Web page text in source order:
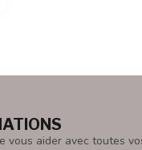
vous aider avec toutes